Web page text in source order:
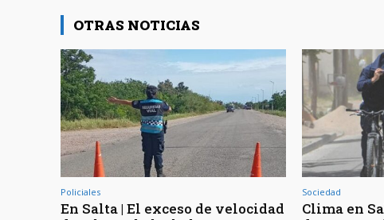
OTRAS NOTICIAS
Policiales
En Salta | El exceso de velocidad
Sociedad
Clima en